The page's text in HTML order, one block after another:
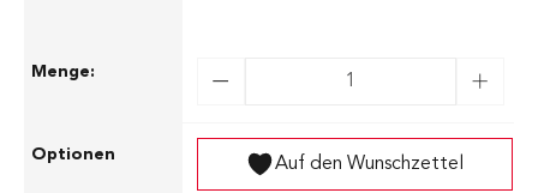
Auf den Wunschzettel